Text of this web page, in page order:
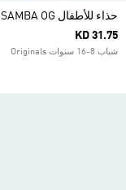
حذاء للأطفال SAMBA OG
KD 31.75
شباب 8-16 سنوات Originals